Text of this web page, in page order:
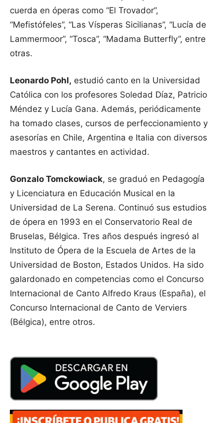
cuerda en óperas como “El Trovador”,
“Mefistófeles”, “Las Vísperas Sicilianas”, “Lucía de
Lammermoor”, “Tosca”, “Madama Butterfly”, entre
otras.
Leonardo Pohl, estudió canto en la Universidad
Católica con los profesores Soledad Díaz, Patricio
Méndez y Lucía Gana. Además, periódicamente
ha tomado clases, cursos de perfeccionamiento y
asesorías en Chile, Argentina e Italia con diversos
maestros y cantantes en actividad.
Gonzalo Tomckowiack, se graduó en Pedagogía
y Licenciatura en Educación Musical en la
Universidad de La Serena. Continuó sus estudios
de ópera en 1993 en el Conservatorio Real de
Bruselas, Bélgica. Tres años después ingresó al
Instituto de Ópera de la Escuela de Artes de la
Universidad de Boston, Estados Unidos. Ha sido
galardonado en competencias como el Concurso
Internacional de Canto Alfredo Kraus (España), el
Concurso Internacional de Canto de Verviers
(Bélgica), entre otros.